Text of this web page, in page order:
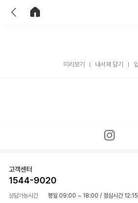
미리보기 내서재 담기
고객센터
1544-9020
상담가능시간 평일 09:00 ~ 18:00 / 점심시간